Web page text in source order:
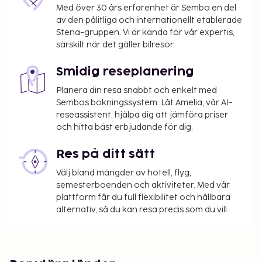
kafé. Avsluta dagen med en drink på boendets bar.
Frukostbuffé serveras dagligen mot en avgift från
07.00 till 11.00.
på boendet – avgifterna kan inkludera tillämpliga
skatter:
Stadsskatt: 3.46 PLN per person per natt
Resortavgift: PLN 3.41 per person per natt
upplyst oss om.
Avgift för frukostbuffé: PLN 75 för vuxna och
PLN 38 för barn
Avgift för flygtransfer: PLN 80 per fordon (enkel
resa, max. antal passagerare 4)
Avgift för parkering under tak: PLN 60 per dag
Med över 30 års erfarenhet är Sembo en del
av den pålitliga och internationellt etablerade
Stena-gruppen. Vi är kända för vår expertis,
särskilt när det gäller bilresor.
Smidig reseplanering
Planera din resa snabbt och enkelt med
Sembos bokningssystem. Låt Amelia, vår AI-
reseassistent, hjälpa dig att jämföra priser
och hitta bäst erbjudande för dig.
Res på ditt sätt
Välj bland mängder av hotell, flyg,
semesterboenden och aktiviteter. Med vår
plattform får du full flexibilitet och hållbara
alternativ, så du kan resa precis som du vill.